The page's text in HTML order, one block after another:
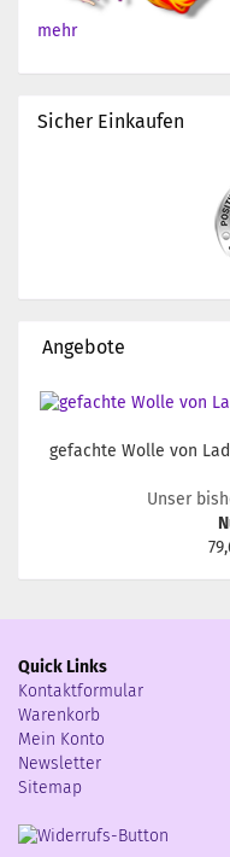
mehr
Sicher Einkaufen
Angebote
gefachte Wolle von
Unser
Quick Links
Kontaktformular
Warenkorb
Mein Konto
Newsletter
Sitemap